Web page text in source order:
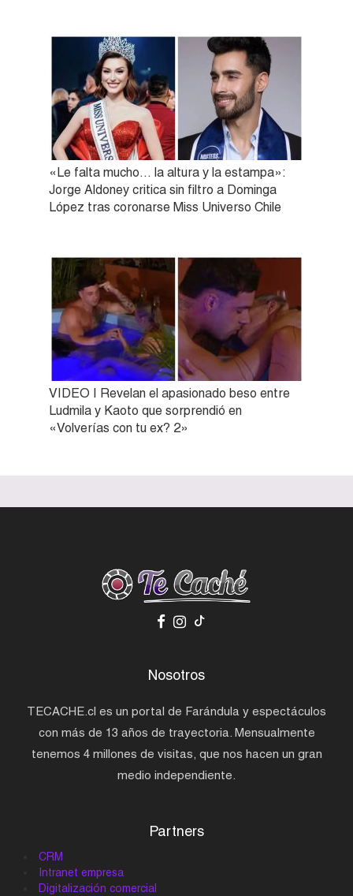
«Le falta mucho… la altura y la estampa»:
Jorge Aldoney critica sin filtro a Dominga
López tras coronarse Miss Universo Chile
VIDEO | Revelan el apasionado beso entre
Ludmila y Kaoto que sorprendió en
«Volverías con tu ex? 2»
Nosotros
TECACHE.cl es un portal de Farándula y espectáculos
con más de 13 años de trayectoria. Mensualmente
tenemos 4 millones de visitas, que nos hacen un gran
medio independiente.
Partners
CRM
Intranet empresa
Digitalización comercial